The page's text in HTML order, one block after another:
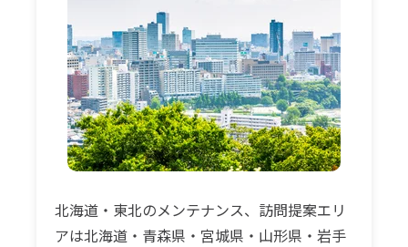
北海道・東北のメンテナンス、訪問提案エリ
アは北海道・青森県・宮城県・山形県・岩手